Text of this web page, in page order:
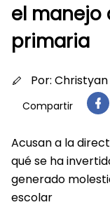
el manejo
primaria
Por:
Compartir
Acusan a la
qué se ha
generado
escolar